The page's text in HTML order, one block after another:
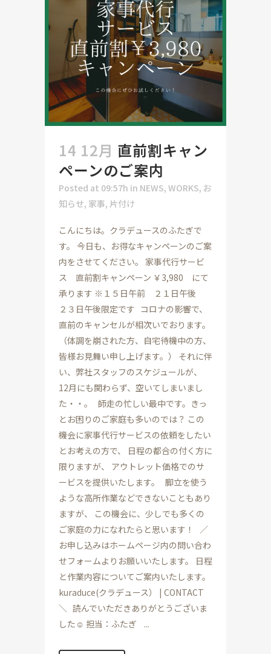
14 12月 直前割キャン
ペーンのご案内
Posted at 09:57h in NEWS, WORKS, お
知らせ, 家事, 片付け
こんにちは。クラデュースのふたぎで
す。 今日も、お得なキャンペーンのご案
内をさせてください。 家事代行サービ
ス 直前割キャンペーン ￥3,980 にて
承ります ※１５日午前 ２１日午後
２３日午後限定です コロナの影響で、
直前のキャンセルが相次いでおります。
（体調を崩された方、自宅待機中の方、
皆様お見舞い申し上げます。） それに伴
い、弊社スタッフのスケジュールが、
12月にも関わらず、空いてしまいまし
た・・。 師走の忙しい最中です。きっ
とお困りのご家庭も多いのでは？ この
機会に家事代行サービスの依頼をしたい
とお考えの方で、 日程の都合の付く方に
限りますが、 アウトレット価格でのサ
ービスを提供いたします。 脚立を使う
ような高所作業などできないこともあり
ますが、 この機会に、少しでも多くの
ご家庭の力になれたらと思います！ ／
お申し込みはホームページ内の問い合わ
せフォームよりお願いいたします。 日程
と作業内容についてご案内いたします。
kuraduce(クラデュース） | CONTACT
＼ 読んでいただきありがとうございま
した☺ 担当：ふたぎ ...